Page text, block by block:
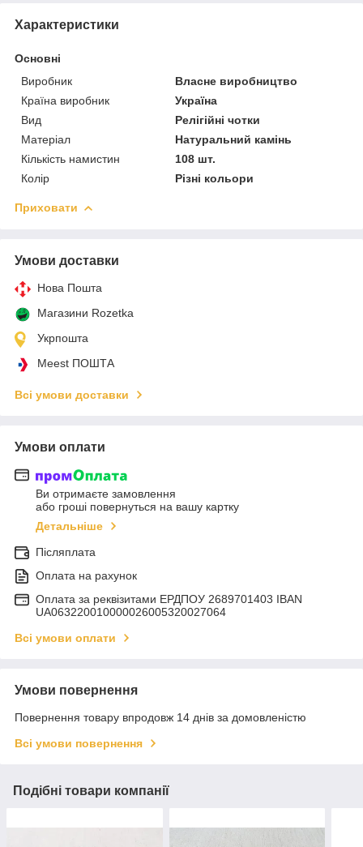
Характеристики
Основні
Виробник
Власне виробництво
Країна виробник
Україна
Вид
Релігійні чотки
Матеріал
Натуральний камінь
Кількість намистин
108 шт.
Колір
Різні кольори
Приховати
Умови доставки
Нова Пошта
Магазини Rozetka
Укрпошта
Meest ПОШТА
Всі умови доставки
Умови оплати
Ви отримаєте замовлення
або гроші повернуться на вашу картку
Детальніше
Післяплата
Оплата на рахунок
Оплата за реквізитами ЕРДПОУ 2689701403 IBAN
UA063220010000026005320027064
Всі умови оплати
Умови повернення
Повернення товару впродовж 14 днів за домовленістю
Всі умови повернення
Подібні товари компанії